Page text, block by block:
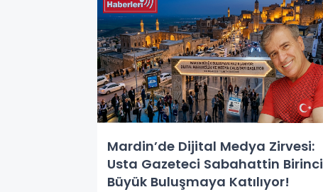
Mardin’de Dijital Medya Zirvesi:
Usta Gazeteci Sabahattin Birinci
Büyük Buluşmaya Katılıyor!